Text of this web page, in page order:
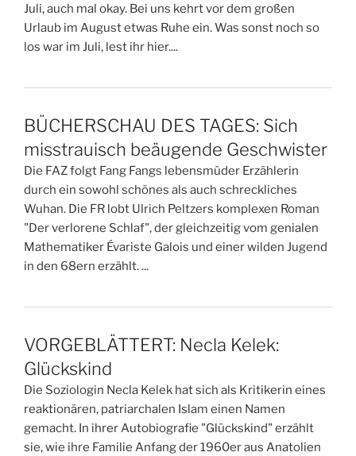
Juli, auch mal okay. Bei uns kehrt vor dem großen
Urlaub im August etwas Ruhe ein. Was sonst noch so
los war im Juli, lest ihr hier....
BÜCHERSCHAU DES TAGES: Sich
misstrauisch beäugende Geschwister
Die FAZ folgt Fang Fangs lebensmüder Erzählerin
durch ein sowohl schönes als auch schreckliches
Wuhan. Die FR lobt Ulrich Peltzers komplexen Roman
"Der verlorene Schlaf", der gleichzeitig vom genialen
Mathematiker Évariste Galois und einer wilden Jugend
in den 68ern erzählt. ...
VORGEBLÄTTERT: Necla Kelek:
Glückskind
Die Soziologin Necla Kelek hat sich als Kritikerin eines
reaktionären, patriarchalen Islam einen Namen
gemacht. In ihrer Autobiografie "Glückskind" erzählt
sie, wie ihre Familie Anfang der 1960er aus Anatolien